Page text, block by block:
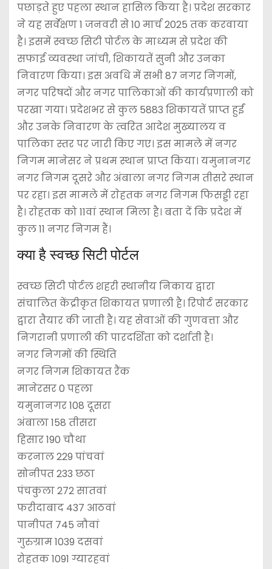
पछाड़ते हुए पहला स्थान हासिल किया है। प्रदेश सरकार
ने यह सर्वेक्षण 1 जनवरी से 10 मार्च 2025 तक करवाया
है। इसमें स्वच्छ सिटी पोर्टल के माध्यम से प्रदेश की
सफाई व्यवस्था जांची, शिकायतें सुनी और उनका
निवारण किया। इस अवधि में सभी 87 नगर निगमों,
नगर परिषदों और नगर पालिकाओं की कार्यप्रणाली को
परखा गया। प्रदेशभर से कुल 5883 शिकायतें प्राप्त हुईं
और उनके निवारण के त्वरित आदेश मुख्यालय व
पालिका स्तर पर जारी किए गए। इस मामले में नगर
निगम मानेसर ने प्रथम स्थान प्राप्त किया। यमुनानगर
नगर निगम दूसरे और अंबाला नगर निगम तीसरे स्थान
पर रहा। इस मामले में राेहतक नगर निगम फिसड्डी रहा
है। राेहतक को 11वां स्थान मिला है। बता दें कि प्रदेश में
कुल 11 नगर निगम हैं।
क्या है स्वच्छ सिटी पोर्टल
स्वच्छ सिटी पोर्टल शहरी स्थानीय निकाय द्वारा
संचालित केंद्रीकृत शिकायत प्रणाली है। रिपोर्ट सरकार
द्वारा तैयार की जाती है। यह सेवाओं की गुणवत्ता और
निगरानी प्रणाली की पारदर्शिता को दर्शाती है।
नगर निगमों की स्थिति
नगर निगम शिकायत रैंक
मानेरसर 0 पहला
यमुनानगर 108 दूसरा
अंबाला 158 तीसरा
हिसार 190 चौथा
करनाल 229 पांचवां
सोनीपत 233 छठा
पंचकुला 272 सातवां
फरीदाबाद 437 आठवां
पानीपत 745 नौवां
गुरुग्राम 1039 दसवां
रोहतक 1091 ग्यारहवां